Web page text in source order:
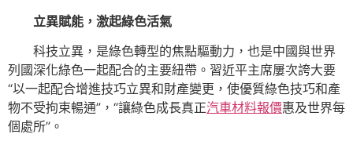
立異賦能，激起綠色活氣
科技立異，是綠色轉型的焦點驅動力，也是中國與世界
列國深化綠色一起配合的主要紐帶。習近平主席屢次誇大要
“以一起配合增進技巧立異和財產變更，使優質綠色技巧和產
物不受拘束暢通”，“讓綠色成長真正汽車材料報價惠及世界每
個處所”。